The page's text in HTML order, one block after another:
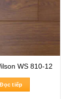
WS 810-12
Đọc tiếp